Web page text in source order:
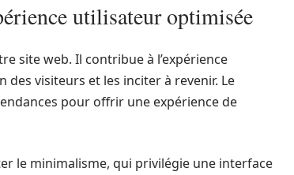
utilisateur optimisée
site web. Il contribue à l’expérience
visiteurs et les inciter à revenir. Le
pour offrir une expérience de
le minimalisme, qui privilégie une interface